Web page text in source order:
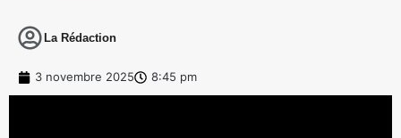
La Rédaction
3 novembre 2025 8:45 pm